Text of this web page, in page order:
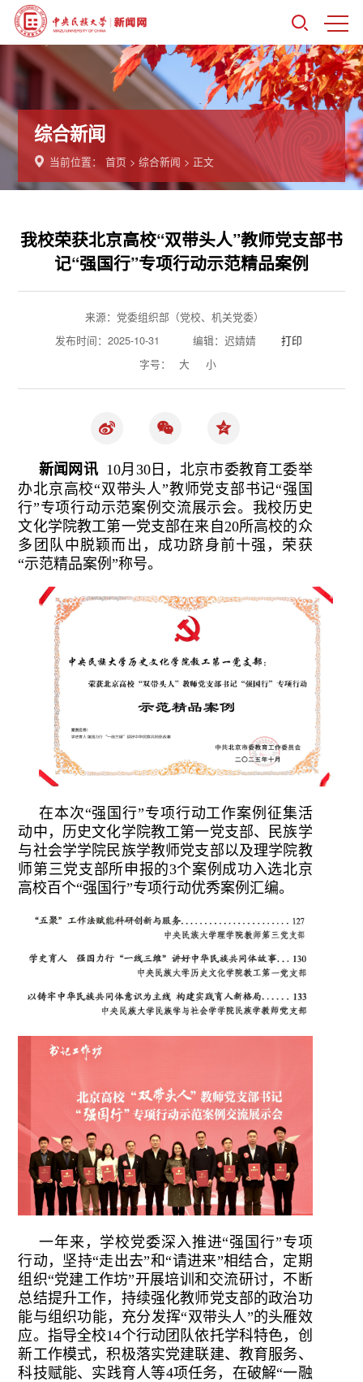
综合新闻
当前位置：首页 >综合新闻 > 正文
​我校荣获北京高校“双带头人”教师党支部书
记“强国行”专项行动示范精品案例
来源：党委组织部（党校、机关党委）
发布时间：2025-10-31
编辑：迟婧婧
打印
字号：
大 小
新闻网讯10月30日，北京市委教育工委举
办北京高校“双带头人”教师党支部书记“强国
行”专项行动示范案例交流展示会。我校历史
文化学院教工第一党支部在来自20所高校的众
多团队中脱颖而出，成功跻身前十强，荣获
“示范精品案例”称号。
在本次“强国行”专项行动工作案例征集活
动中，历史文化学院教工第一党支部、民族学
与社会学学院民族学教师党支部以及理学院教
师第三党支部所申报的3个案例成功入选北京
高校百个“强国行”专项行动优秀案例汇编。
一年来，学校党委深入推进“强国行”专项
行动，坚持“走出去”和“请进来”相结合，定期
组织“党建工作坊”开展培训和交流研讨，不断
总结提升工作，持续强化教师党支部的政治功
能与组织功能，充分发挥“双带头人”的头雁效
应。指导全校14个行动团队依托学科特色，创
新工作模式，积极落实党建联建、教育服务、
科技赋能、实践育人等4项任务，在破解“一融